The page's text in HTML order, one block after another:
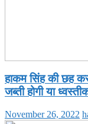
हाकम सिंह की छह
जब्ती होगी या
November 26, 2022